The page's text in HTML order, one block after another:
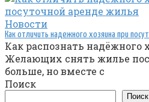
Новости
Как отличить надежного хозяина при
Как распознать надёжного
Желающих снять жилье
больше, но вместе с
Поиск
Поиск